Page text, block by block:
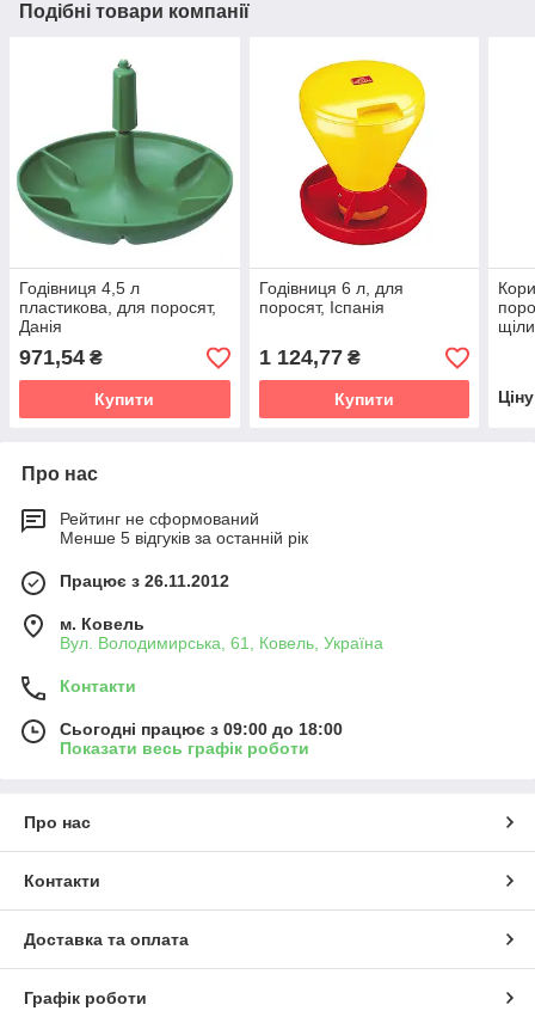
Подібні товари компанії
Годівниця 4,5 л
пластикова, для поросят,
Данія
971,54 ₴
Купити
Годівниця 6 л, для
поросят, Іспанія
1 124,77₴
Купити
Про нас
Рейтинг не сформований
Менше 5 відгуків за останній рік
Працює з 26.11.2012
м. Ковель
Вул. Володимирська, 61, Ковель, Україна
Контакти
Сьогодні працює з 09:00 до 18:00
Показати весь графік роботи
Про нас
Контакти
Доставка та оплата
Графік роботи